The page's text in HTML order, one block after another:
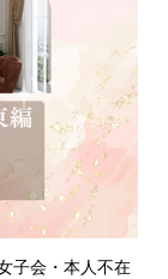
子会・本人不在